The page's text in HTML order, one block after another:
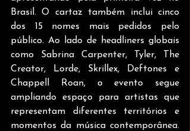
Brasil. O cartaz também inclui cinco
dos 15 nomes mais pedidos pelo
público. Ao lado de headliners globais
como Sabrina Carpenter, Tyler, The
Creator, Lorde, Skrillex, Deftones e
Chappell Roan, o evento segue
ampliando espaço para artistas que
representam diferentes territórios e
momentos da música contemporânea.